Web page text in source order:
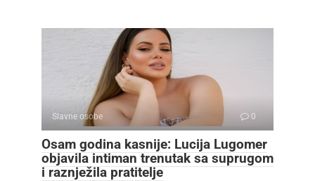
Slavne osobe 0
Osam godina kasnije: Lucija Lugomer
objavila intiman trenutak sa suprugom
i raznježila pratitelje